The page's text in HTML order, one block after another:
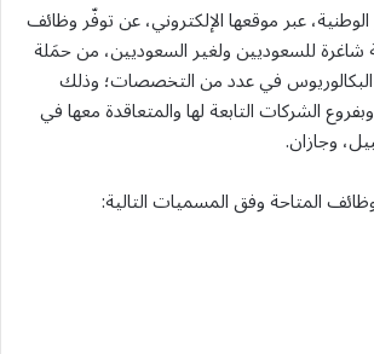
عبر موقعها الإلكتروني، عن توفّر وظائف
شاغرة للسعوديين ولغير السعوديين، من حمَلة
البكالوريوس في عدد من التخصصات؛ وذلك
الشركات التابعة لها والمتعاقدة معها في
وجازان.
المتاحة وفق المسميات التالية: